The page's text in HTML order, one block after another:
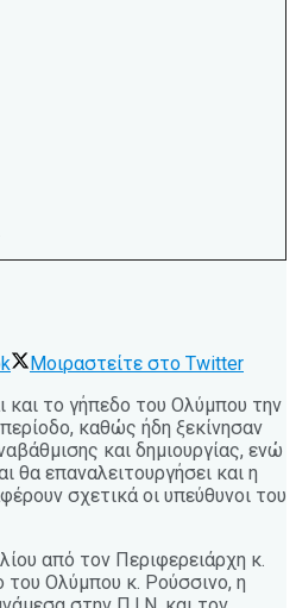
Μοιραστείτε στο Twitter
και το γήπεδο του Ολύμπου την
καθώς ήδη ξεκίνησαν
και δημιουργίας, ενώ
θα επαναλειτουργήσει και η
σχετικά οι υπεύθυνοι του
από τον Περιφερειάρχη κ.
Ολύμπου κ. Ρούσσινο, η